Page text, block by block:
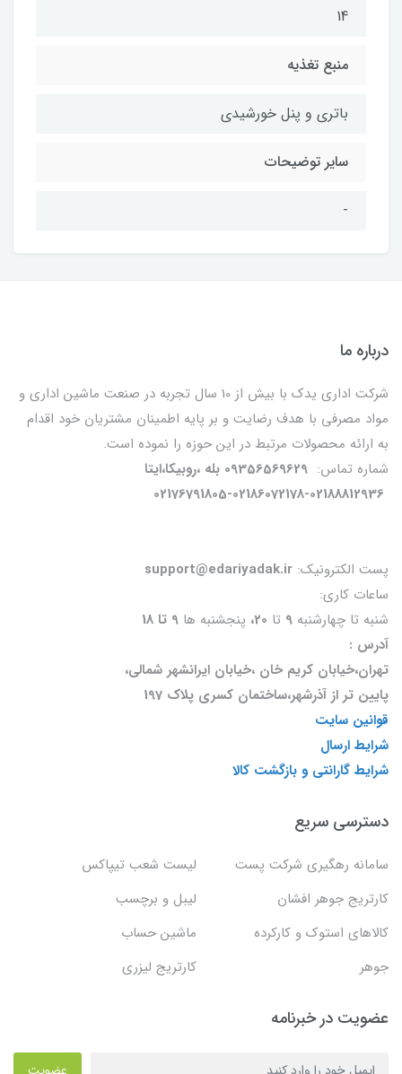
14
منبع تغذیه
باتری و پنل خورشیدی
سایر توضیحات
-
درباره ما
شرکت اداری یدک با بیش از 10 سال تجربه در صنعت ماشین اداری و
مواد مصرفی با هدف رضایت و بر پایه اطمینان مشتریان خود اقدام
به ارائه محصولات مرتبط در این حوزه را نموده است.
شماره تماس: 09356569629 بله ،روبیکا،ایتا
02176791805-02186072178-02188812936
پست الکترونیک:
ساعات کاری:
شنبه تا چهارشنبه 9 تا 20، پنجشنبه ها
آدرس :
تهران،خیابان کریم خان ،خیابان ایرانشهر شمالی،
پایین تر از آذرشهر،ساختمان کسری پلاک 197
قوانین سایت
شرایط ارسال
شرایط گارانتی و بازگشت کالا
دسترسی سریع
سامانه رهگیری شرکت پست
لیست شعب تیپاکس
کارتریج جوهر افشان
لیبل و برچسب
کالاهای استوک و کارکرده
ماشین حساب
جوهر
کارتریج لیزری
عضویت در خبرنامه